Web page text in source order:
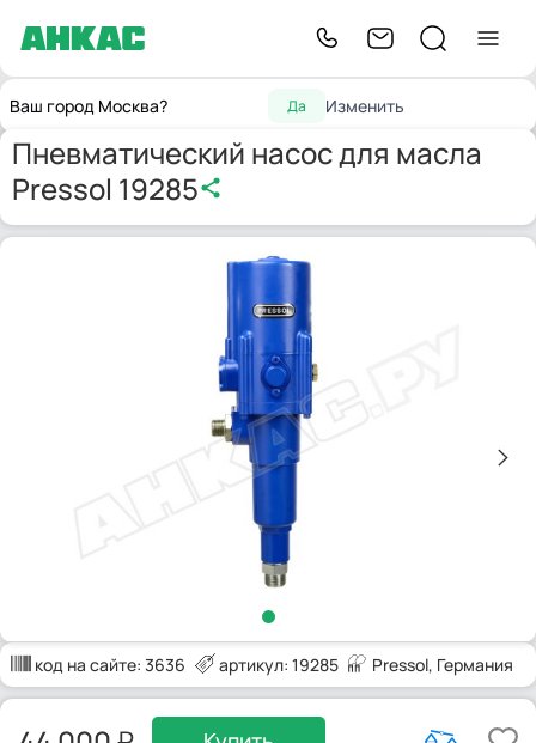
Ваш город Москва? Да Изменить
ГлавнаяНасосы
Pressol 19285
Пневматический насос для масла
Pressol 19285
код на сайте: 3636 артикул: 19285 Pressol, Германия